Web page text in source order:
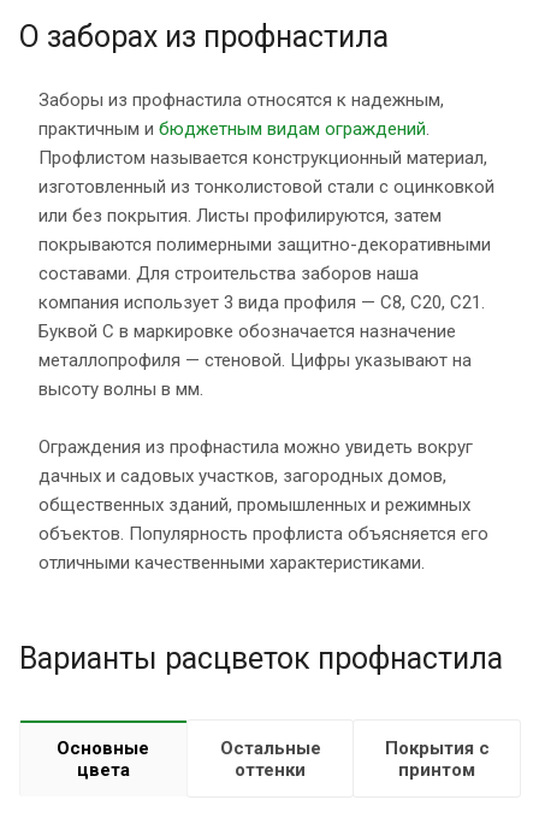
О заборах из профнастила
Заборы из профнастила относятся к надежным,
практичным и бюджетным видам ограждений.
Профлистом называется конструкционный материал,
изготовленный из тонколистовой стали с оцинковкой
или без покрытия. Листы профилируются, затем
покрываются полимерными защитно-декоративными
составами. Для строительства заборов наша
компания использует 3 вида профиля — С8, С20, С21.
Буквой С в маркировке обозначается назначение
металлопрофиля — стеновой. Цифры указывают на
высоту волны в мм.
Ограждения из профнастила можно увидеть вокруг
дачных и садовых участков, загородных домов,
общественных зданий, промышленных и режимных
объектов. Популярность профлиста объясняется его
отличными качественными характеристиками.
Варианты расцветок профнастила
Основные
цвета
Остальные
оттенки
Покрытия с
принтом